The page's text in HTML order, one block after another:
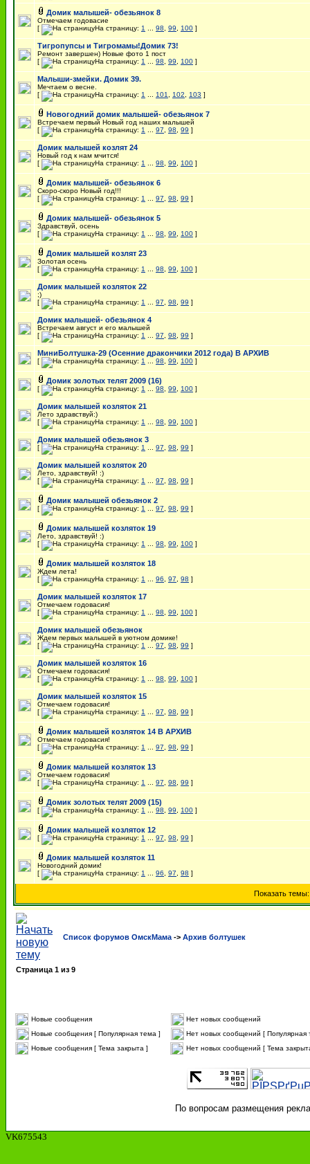
Домик малышей- обезьянок 8
Отмечаем годовасие
[
На страницу: 1 98 99 100 ]
Тигропупсы и Тигромамы!Домик 73!
Ремонт завершен) Новые фото 1 пост
[
На страницу: 1 98 99 100 ]
Малыши-змейки. Домик 39.
Мечтаем о весне.
[
На страницу: 1 101 102 103 ]
Новогодний домик малышей- обезьянок 7
Встречаем первый Новый год наших малышей
[
На страницу: 1 97 98 99 ]
Домик малышей козлят 24
Новый год к нам мчится!
[
На страницу: 1 98 99 100 ]
Домик малышей- обезьянок 6
Скоро-скоро Новый год!!!
[
На страницу: 1 97 98 99 ]
Домик малышей- обезьянок 5
Здравствуй, осень
[
На страницу: 1 98 99 100 ]
Домик малышей козлят 23
Золотая осень
[
На страницу: 1 98 99 100 ]
Домик малышей козляток 22
;)
[
На страницу: 1 97 98 99 ]
Домик малышей- обезьянок 4
Встречаем август и его малышей
[
На страницу: 1 97 98 99 ]
МиниБолтушка-29 (Осенние дракончики 2012 года) В АРХИВ
[ На страницу: 1 98 99 100 ]
Домик золотых телят 2009 (16)
[ На страницу: 1 98 99 100 ]
Домик малышей козляток 21
Лето здравствуй:)
[
На страницу: 1 98 99 100 ]
Домик малышей обезьянок 3
[ На страницу: 1 97 98 99 ]
Домик малышей козляток 20
Лето, здравствуй! :)
[
На страницу: 1 97 98 99 ]
Домик малышей обезьянок 2
[ На страницу: 1 97 98 99 ]
Домик малышей козляток 19
Лето, здравствуй! :)
[
На страницу: 1 98 99 100 ]
Домик малышей козляток 18
Ждем лета!
[
На страницу: 1 96 97 98 ]
Домик малышей козляток 17
Отмечаем годовасия!
[
На страницу: 1 98 99 100 ]
Домик малышей обезьянок
Ждем первых малышей в уютном домике!
[
На страницу: 1 97 98 99 ]
Домик малышей козляток 16
Отмечаем годовасия!
[
На страницу: 1 98 99 100 ]
Домик малышей козляток 15
Отмечаем годовасия!
[
На страницу: 1 97 98 99 ]
Домик малышей козляток 14 В АРХИВ
Отмечаем годовасия!
[
На страницу: 1 97 98 99 ]
Домик малышей козляток 13
Отмечаем годовасия!
[
На страницу: 1 97 98 99 ]
Домик золотых телят 2009 (15)
[ На страницу: 1 98 99 100 ]
Домик малышей козляток 12
[ На страницу: 1 97 98 99 ]
Домик малышей козляток 11
Новогодний домик!
[
На страницу: 1 96 97 98 ]
Показать
Список форумов ОмскМама -> Архив болтушек
Страница 1 из 9
Новые сообщения
Нет новых сообщений
Новые сообщения [ Популярная тема ]
Нет новых сообщений [ Популярная
Новые сообщения [ Тема закрыта ]
Нет новых сообщений [ Тема
По вопросам размещения
VK675543